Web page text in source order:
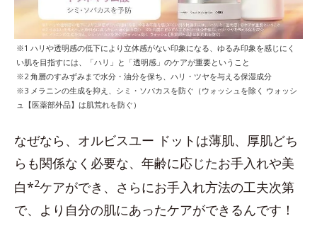
※1 ハリや透明感の低下により立体感がない印象になる、ゆるみ印象を感じにく
い肌を目指すには、「ハリ」と「透明感」のケアが重要ということ
※2 角層のすみずみまで水分・油分を保ち、ハリ・ツヤを与える保湿成分
※3 メラニンの生成を抑え、シミ・ソバカスを防ぐ（ウォッシュを除く ウォッシ
ュ【医薬部外品】は肌荒れを防ぐ）
なぜなら、オルビスユー ドットは薄肌、厚肌どち
らも関係なく必要な、年齢に応じたお手入れや美
白*2ケアができ、さらにお手入れ方法の工夫次第
で、より自分の肌にあったケアができるんです！